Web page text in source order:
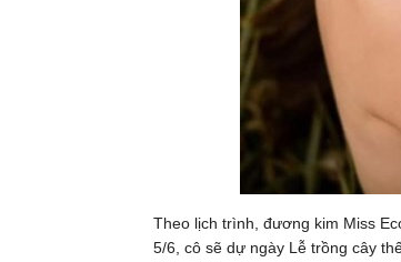
Theo lịch trình, đương kim Miss
5/6, cô sẽ dự ngày Lễ trồng cây